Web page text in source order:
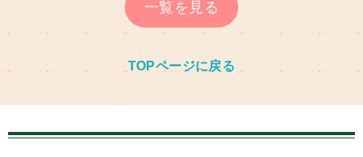
一覧を見る
TOPページに戻る